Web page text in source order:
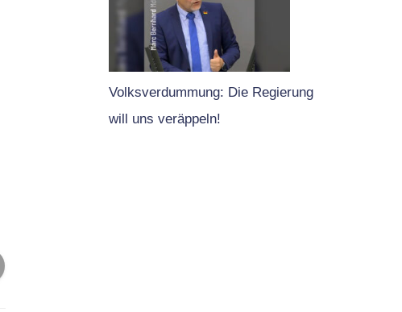
Volksverdummung: Die Regierung
will uns veräppeln!